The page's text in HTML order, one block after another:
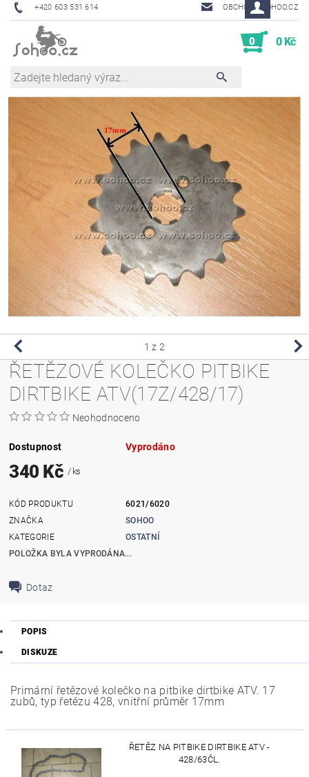
+420 603 531 614 OBCHOD@SOHOO.CZ
0 0 Kč
1 z 2
ŘETĚZOVÉ KOLEČKO PITBIKE
DIRTBIKE ATV(17Z/428/17)
Neohodnoceno
Dostupnost Vyprodáno
340 Kč / ks
KÓD PRODUKTU
6021/6020
ZNAČKA
SOHOO
KATEGORIE
OSTATNÍ
POLOŽKA BYLA VYPRODÁNA...
Dotaz
POPIS
DISKUZE
Primární řetězové kolečko na pitbike dirtbike ATV. 17
zubů, typ řetězu 428, vnitřní průměr 17mm
ŘETĚZ NA PITBIKE DIRTBIKE ATV -
428/63ČL.